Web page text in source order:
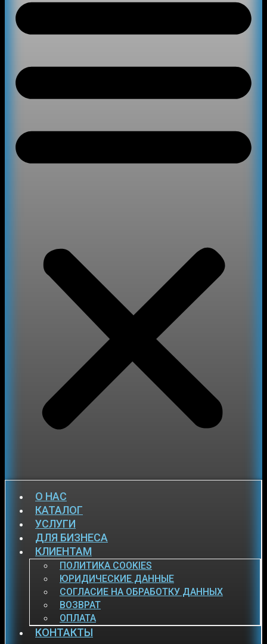
О НАС
КАТАЛОГ
УСЛУГИ
ДЛЯ БИЗНЕСА
КЛИЕНТАМ
ПОЛИТИКА COOKIES
ЮРИДИЧЕСКИЕ ДАННЫЕ
СОГЛАСИЕ НА ОБРАБОТКУ ДАННЫХ
ВОЗВРАТ
ОПЛАТА
КОНТАКТЫ